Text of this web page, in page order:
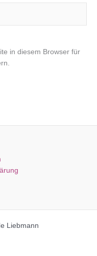
in diesem Browser für
Liebmann